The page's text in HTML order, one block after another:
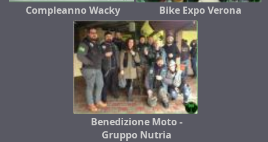
Compleanno Wacky Bike Expo Verona
Benedizione Moto -
Gruppo Nutria